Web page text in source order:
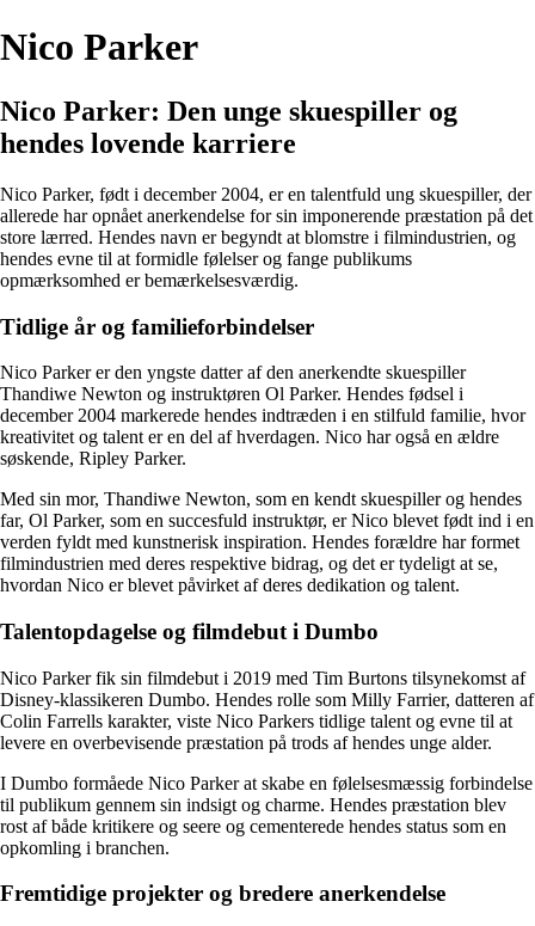
Nico Parker
Nico Parker: Den unge skuespiller og
hendes lovende karriere
Nico Parker, født i december 2004, er en talentfuld ung skuespiller, der
allerede har opnået anerkendelse for sin imponerende præstation på det
store lærred. Hendes navn er begyndt at blomstre i filmindustrien, og
hendes evne til at formidle følelser og fange publikums
opmærksomhed er bemærkelsesværdig.
Tidlige år og familieforbindelser
Nico Parker er den yngste datter af den anerkendte skuespiller
Thandiwe Newton og instruktøren Ol Parker. Hendes fødsel i
december 2004 markerede hendes indtræden i en stilfuld familie, hvor
kreativitet og talent er en del af hverdagen. Nico har også en ældre
søskende, Ripley Parker.
Med sin mor, Thandiwe Newton, som en kendt skuespiller og hendes
far, Ol Parker, som en succesfuld instruktør, er Nico blevet født ind i en
verden fyldt med kunstnerisk inspiration. Hendes forældre har formet
filmindustrien med deres respektive bidrag, og det er tydeligt at se,
hvordan Nico er blevet påvirket af deres dedikation og talent.
Talentopdagelse og filmdebut i Dumbo
Nico Parker fik sin filmdebut i 2019 med Tim Burtons tilsynekomst af
Disney-klassikeren Dumbo. Hendes rolle som Milly Farrier, datteren af
Colin Farrells karakter, viste Nico Parkers tidlige talent og evne til at
levere en overbevisende præstation på trods af hendes unge alder.
I Dumbo formåede Nico Parker at skabe en følelsesmæssig forbindelse
til publikum gennem sin indsigt og charme. Hendes præstation blev
rost af både kritikere og seere og cementerede hendes status som en
opkomling i branchen.
Fremtidige projekter og bredere anerkendelse